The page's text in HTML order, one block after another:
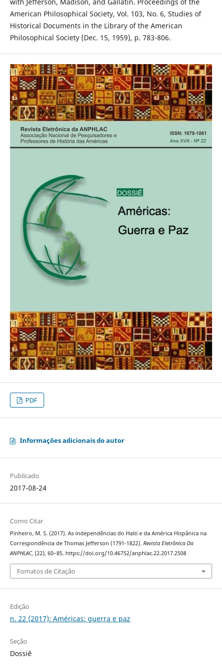
with Jefferson, Madison, and Gallatin. Proceedings of the
American Philosophical Society, Vol. 103, No. 6, Studies of
Historical Documents in the Library of the American
Philosophical Society (Dec. 15, 1959), p. 783-806.
PDF
Informações adicionais do autor
Publicado
2017-08-24
Como Citar
Pinheiro, M. S. (2017). As independências do Haiti e da América Hispânica na
Correspondência de Thomas Jefferson (1791-1822). Revista Eletrônica Da
ANPHLAC, (22), 60–85. https://doi.org/10.46752/anphlac.22.2017.2508
Fomatos de Citação
Edição
n. 22 (2017): Américas: guerra e paz
Seção
Dossiê